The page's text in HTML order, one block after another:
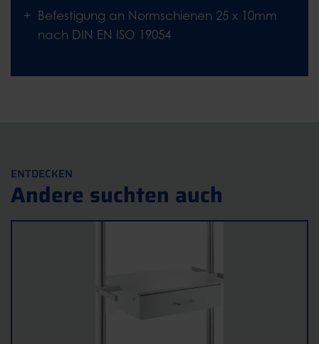
Befestigung an Normschienen 25 x 10mm
nach DIN EN ISO 19054
ENTDECKEN
Andere suchten auch